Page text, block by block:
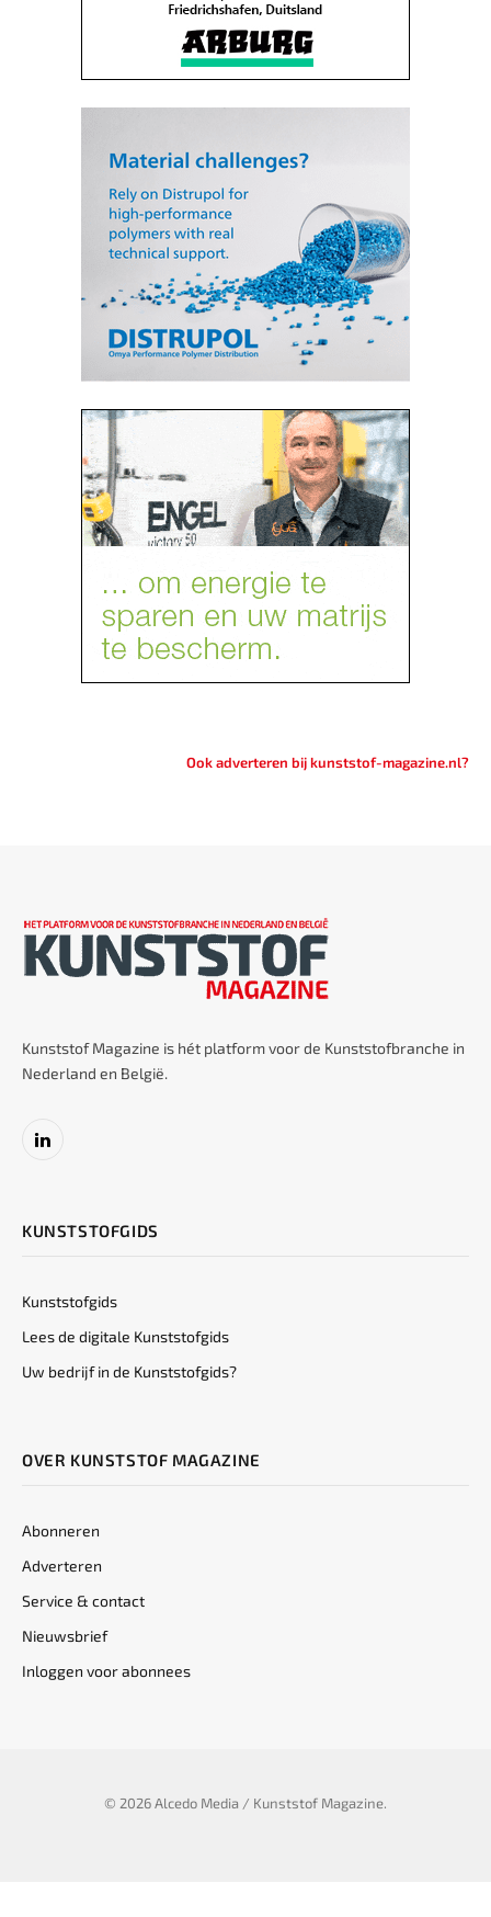
Ook adverteren bij kunststof-magazine.nl?
Kunststof Magazine is hét platform voor de Kunststofbranche in
Nederland en België.
LinkedIn
KUNSTSTOFGIDS
Kunststofgids
Lees de digitale Kunststofgids
Uw bedrijf in de Kunststofgids?
OVER KUNSTSTOF MAGAZINE
Abonneren
Adverteren
Service & contact
Nieuwsbrief
Inloggen voor abonnees
© 2026 Alcedo Media / Kunststof Magazine.